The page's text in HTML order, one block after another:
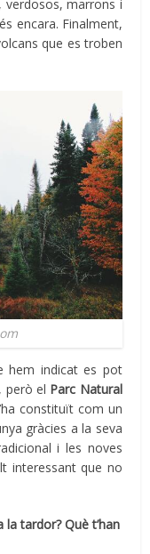
verdosos, marrons i
encara. Finalment,
que es troben
hem indicat es pot
però el Parc Natural
constituït com un
gràcies a la seva
i les noves
interessant que no
la tardor? Què t’han